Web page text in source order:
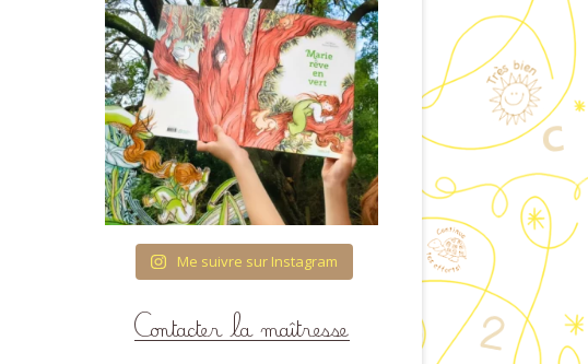
NOMBRES ET QUANTITÉS
STRUCTURATION DU TEMPS
AU FIL DES SAISONS
ÉDUCATION À LA VIE
AFFECTIVE ET
RELATIONNELLE (ÉVAR) À
L’ÉCOLE MATERNELLE
SCHÉMA CORPOREL
RECETTES IMAGÉES POUR
CUISINER EN CLASSE
Me suivre sur Instagram